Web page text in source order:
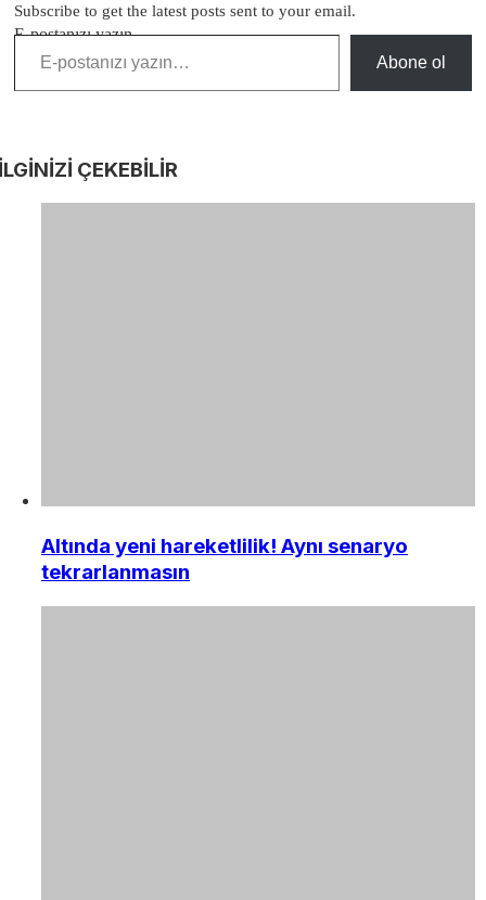
Subscribe to get the latest posts sent to your email.
E-postanızı yazın…
Abone ol
ÇEKEBİLİR
Altında yeni hareketlilik! Aynı senaryo
tekrarlanmasın